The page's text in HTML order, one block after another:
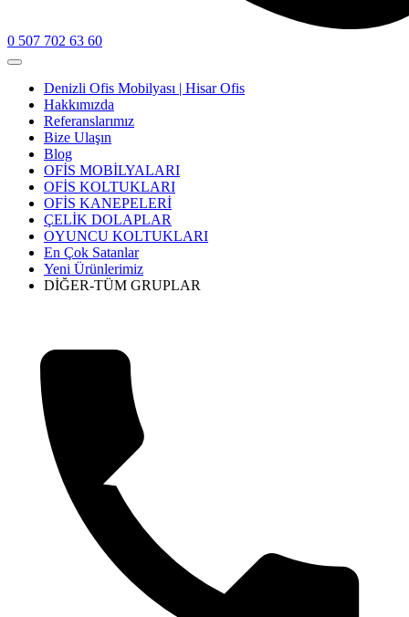
0 507 702 63 60
Denizli Ofis Mobilyası | Hisar Ofis
Hakkımızda
Referanslarımız
Bize Ulaşın
Blog
OFİS MOBİLYALARI
OFİS KOLTUKLARI
OFİS KANEPELERİ
ÇELİK DOLAPLAR
OYUNCU KOLTUKLARI
En Çok Satanlar
Yeni Ürünlerimiz
DİĞER-TÜM GRUPLAR